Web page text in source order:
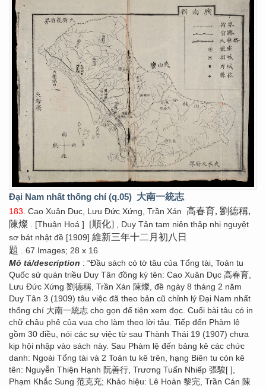
Đại Nam nhất thống chí (q.05) 大南一統志
183. Cao Xuân Dục, Lưu Đức Xứng, Trần Xán 高春育, 劉德稱,
陳燦 . [Thuận Hoá ] [順化] , Duy Tân tam niên thập nhị nguyệt
sơ bát nhật đề [1909] 維新三年十二月初八日
題 . 67 Images; 28 x 16
Mô tả/description : “Đầu sách có tờ tâu của Tổng tài, Toản tu
Quốc sử quán triều Duy Tân đồng ký tên: Cao Xuân Dục 高春育,
Lưu Đức Xứng 劉德稱, Trần Xán 陳燦, đề ngày 8 tháng 2 năm
Duy Tân 3 (1909) tâu việc đã theo bản cũ chỉnh lý Đại Nam nhất
thống chí 大南一統志 cho gọn để tiện xem đọc. Cuối bài tâu có in
chữ châu phê của vua cho làm theo lời tâu. Tiếp đến Phàm lệ
gồm 30 điều, nói các sự việc từ sau Thành Thái 19 (1907) chưa
kịp hội nhập vào sách này. Sau Phàm lệ đến bảng kê các chức
danh: Ngoài Tổng tài và 2 Toản tu kê trên, hạng Biên tu còn kê
tên: Nguyễn Thiện Hạnh 阮善行, Trương Tuấn Nhiếp 張駿[ ],
Phạm Khắc Sung 范克充; Khảo hiệu: Lê Hoàn 黎完, Trần Cán 陳